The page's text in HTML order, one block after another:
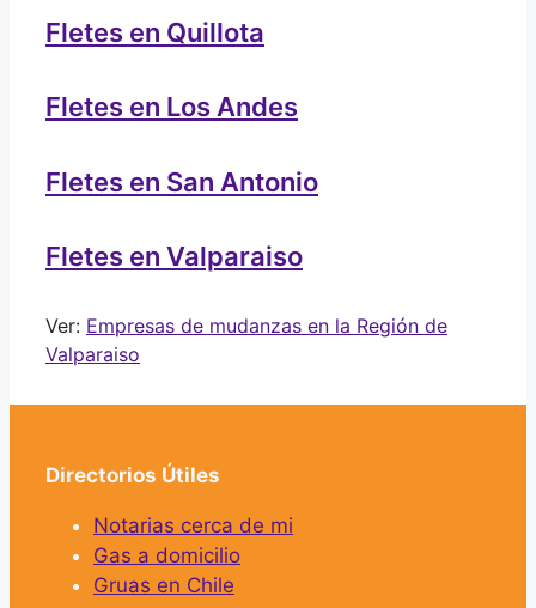
Fletes en Quillota
Fletes en Los Andes
Fletes en San Antonio
Fletes en Valparaiso
Ver: Empresas de mudanzas en la Región de
Valparaiso
Directorios Útiles
Notarias cerca de mi
Gas a domicilio
Gruas en Chile